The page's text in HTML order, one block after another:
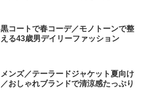
黒コートで春コーデ／モノトーンで整
える43歳男デイリーファッション
メンズ／テーラードジャケット夏向け
／おしゃれブランドで清涼感たっぷり